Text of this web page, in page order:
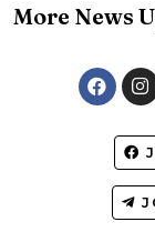
More News